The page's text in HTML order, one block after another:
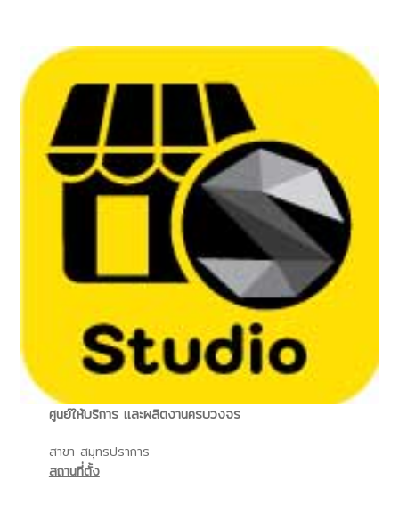
ศูนย์ให้บริการ และผลิตงานครบวงจร
สาขา สมุทรปราการ
สถานที่ตั้ง